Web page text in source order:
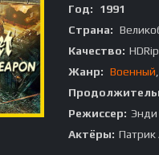
Год:
1991
Страна:
Качество: HDRip
Жанр: Военный
Режиссер: Энди
Актёры: Патрик